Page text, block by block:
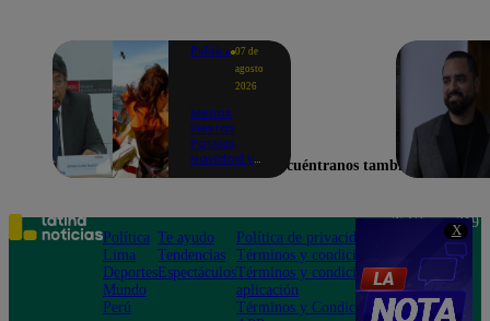
X
Política 07 de
agosto
2026
Menos
Fiestas
Patrias,
Navidad y
anuncia que
se moverán
los feriados
a los viernes
Encuéntranos también en
Política
Lima
Deportes
Mundo
Perú
Te ayudo
Tendencias
Espectáculos
Política de privacidad
Términos y condiciones
Términos y condiciones
aplicación
Términos y Condiciones
Teléfono: 219
Av. San
Felipe 968
Jesús María